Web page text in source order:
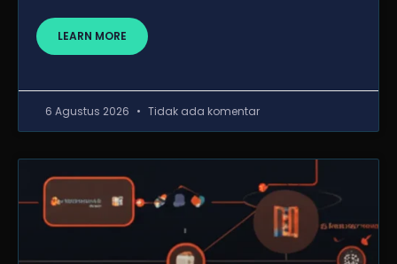
LEARN MORE
6 Agustus 2026 Tidak ada komentar